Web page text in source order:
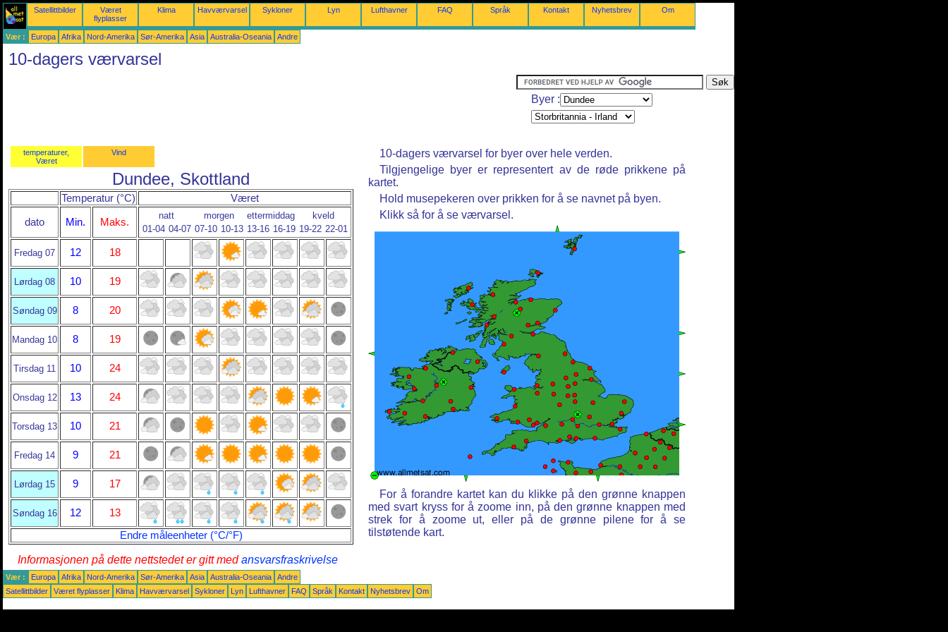
Satellittbilder
Været
flyplasser
Klima Havværvarsel Sykloner Lyn Lufthavner FAQ Språk Kontakt Nyhetsbrev Om
Vær : Europa Afrika Nord-Amerika Sør-Amerika Asia Australia-Oseania Andre
10-dagers værvarsel
Byer :
temperaturer,
Været
Vind
Dundee, Skottland
Temperatur (°C) Været
dato Min. Maks.
natt morgen ettermiddag
kveld
01-04 04-07 07-10 10-13 13-16 16-19 19-22 22-01
Fredag 07 12 18
Lørdag 08 10 19
Søndag 09 8 20
Mandag 10 8 19
Tirsdag 11 10 24
Onsdag 12 13 24
Torsdag 13 10 21
Fredag 14 9 21
Lørdag 15 9 17
Søndag 16 12
13
Endre måleenheter (°C/°F)
10-dagers værvarsel for byer over hele verden.
Tilgjengelige byer er representert av de røde prikkene på
kartet.
Hold musepekeren over prikken for å se navnet på byen.
Klikk så for å se værvarsel.
For å forandre kartet kan du klikke på den grønne knappen
med svart kryss for å zoome inn, på den grønne knappen med
strek for å zoome ut, eller på de grønne pilene for å se
tilstøtende kart.
Informasjonen på dette nettstedet er gitt medansvarsfraskrivelse
Vær : Europa Afrika Nord-Amerika Sør-Amerika Asia Australia-Oseania
Andre
Satellittbilder
Været flyplasser Klima Havværvarsel Sykloner Lyn Lufthavner FAQ Språk Kontakt Nyhetsbrev Om